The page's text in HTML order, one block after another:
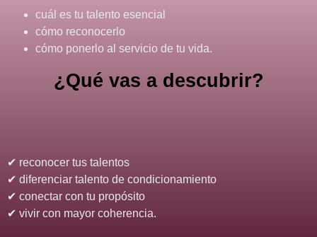
cuál es tu talento esencial
cómo reconocerlo
cómo ponerlo al servicio de tu vida.
¿Qué vas a descubrir?
✔ reconocer tus talentos
✔ diferenciar talento de condicionamiento
✔ conectar con tu propósito
✔ vivir con mayor coherencia.